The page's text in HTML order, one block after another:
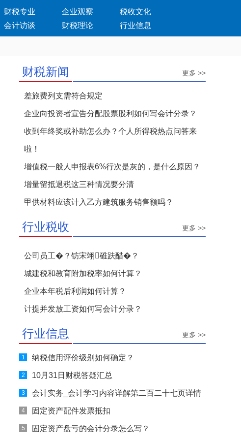
财税专业 企业观察
税收文化
会计访谈 财税理论 行业信息
财税新闻 更多 >>
差旅费列支需符合规定
企业向投资者宣告分配股票股利如何写会计分录？
收到年终奖或补助怎么办？个人所得税热点问答来
啦！
增值税一般人申报表6%行次是灰的，是什么原因？
增量留抵退税这三种情况要分清
甲供材料应该计入乙方建筑服务销售额吗？
行业税收 更多 >>
公司员工�？钫宋翊碓趺醋�？
城建税和教育附加税率如何计算？
企业本年税后利润如何计算？
计提并发放工资如何写会计分录？
行业信息 更多 >>
1 纳税信用评价级别如何确定？
2 10月31日财税答疑汇总
3 会计实务_会计学习内容详解第二百二十七页详情
4 固定资产配件发票抵扣
5 固定资产盘亏的会计分录怎么写？